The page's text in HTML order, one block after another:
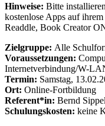
Hinweise: Bitte
kostenlose Apps auf
Readdle, Book Creator
Zielgruppe: Alle
Voraussetzungen:
Internetverbindung/W-
Termin: Samstag,
Ort: Online-Fortbildung
Referent*in: Bernd
Schulungskosten: keine